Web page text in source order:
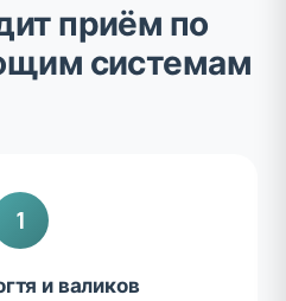
приём по
системам
1
и валиков